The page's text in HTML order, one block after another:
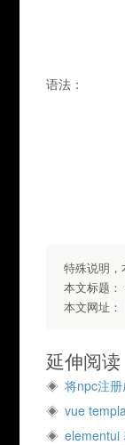
语法：
本文标题：
本文网址：
延伸阅读
将npc注
vue
elementui